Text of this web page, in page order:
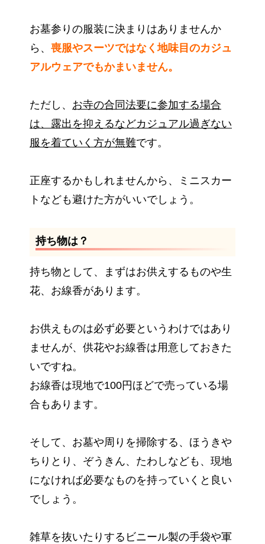
お墓参りの服装に決まりはありませんか
ら、 喪服やスーツではなく地味目のカジュ
アルウェアでもかまいません。
ただし、 お寺の合同法要に参加する場合
は、露出を抑えるなどカジュアル過ぎない
服を着ていく方が無難です。
正座するかもしれませんから、ミニスカー
トなども避けた方がいいでしょう。
持ち物は？
持ち物として、まずはお供えするものや生
花、お線香があります。
お供えものは必ず必要というわけではあり
ませんが、供花やお線香は用意しておきた
いですね。
お線香は現地で100円ほどで売っている場
合もあります。
そして、お墓や周りを掃除する、ほうきや
ちりとり、ぞうきん、たわしなども、現地
になければ必要なものを持っていくと良い
でしょう。
雑草を抜いたりするビニール製の手袋や軍